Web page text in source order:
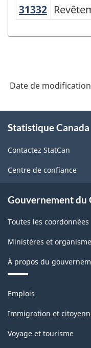
de
l'Amérique
du
Nord
(SCIAN)
2012
-
de
la
classification
31332
Date de
propos
ce
site
Statistique Canada
Contactez StatCan
Centre de confiance
Gouvernement du
Toutes les coordonnées
Ministères et
À propos du
Thèmes
sujets
Emplois
Immigration et
Voyage et tourisme